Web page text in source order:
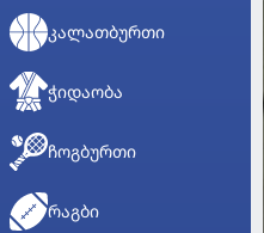
ᲙᲐᲚᲐᲗᲑᲣᲠᲗᲘ
ᲭᲘᲓᲐᲝᲑᲐ
ᲩᲝᲒᲑᲣᲠᲗᲘ
ᲠᲐᲒᲑᲘ